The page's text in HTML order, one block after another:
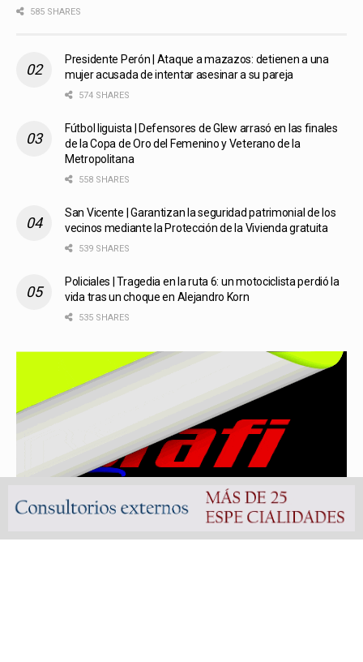
585 SHARES
Presidente Perón | Ataque a mazazos: detienen a una
mujer acusada de intentar asesinar a su pareja
574 SHARES
Fútbol liguista | Defensores de Glew arrasó en las finales
de la Copa de Oro del Femenino y Veterano de la
Metropolitana
558 SHARES
San Vicente | Garantizan la seguridad patrimonial de los
vecinos mediante la Protección de la Vivienda gratuita
539 SHARES
Policiales | Tragedia en la ruta 6: un motociclista perdió la
vida tras un choque en Alejandro Korn
535 SHARES